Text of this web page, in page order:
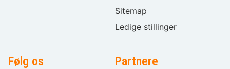
Sitemap
Ledige stillinger
Følg os Partnere